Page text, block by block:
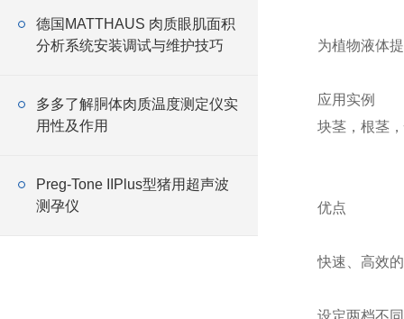
德国MATTHAUS 肉质眼肌面积
分析系统安装调试与维护技巧
多多了解胴体肉质温度测定仪实
用性及作用
Preg-Tone IIPlus型猪用超声波
测孕仪
为植物液体
应用实例
块茎，根茎
优点
快速、高效
设定两档不